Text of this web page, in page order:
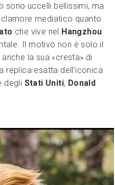
sono uccelli bellissimi, ma
mediatico quanto
che vive nel Hangzhou
Il motivo non è solo il
la sua «cresta» di
replica esatta dell’iconica
degli Stati Uniti, Donald